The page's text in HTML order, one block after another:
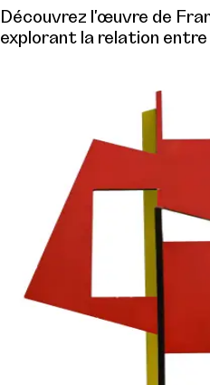
Découvrez l'œuvre de
explorant la relation